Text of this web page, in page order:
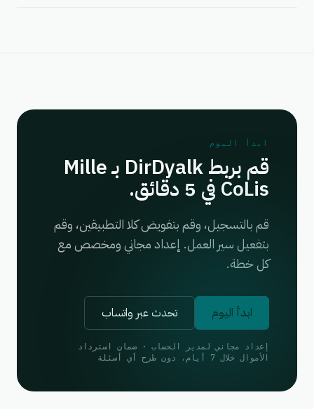
ابدأ اليوم
قم بربط DirDyalk بـ Mille
CoLis في 5 دقائق.
قم بالتسجيل، وقم بتفويض كلا التطبيقين، وقم
بتفعيل سير العمل. إعداد مجاني ومخصص مع
كل خطة.
ابدأ اليوم تحدث عبر واتساب
إعداد مجاني لمدير الحساب · ضمان استرداد
الأموال خلال 7 أيام، دون طرح أي أسئلة